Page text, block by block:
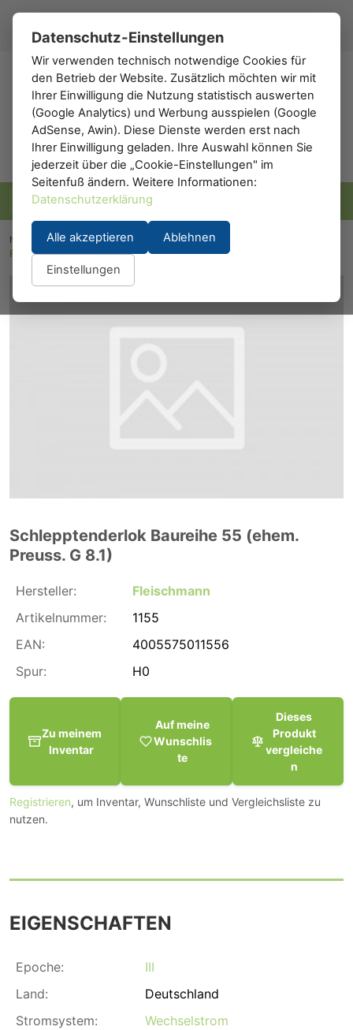
h0 .de
h0.eu Modelleisenbahn / Lokomotiven / Dampflokomotiven
Fleischmann 1155: Schlepptenderlok Baureihe 55 (ehem. Preuss. G 8.1)
Schlepptenderlok Baureihe 55 (ehem.
Preuss. G 8.1)
Hersteller:
Fleischmann
Artikelnummer:
1155
EAN:
4005575011556
Spur:
H0
Zu meinem
Inventar
Auf meine
Wunschlis
te
Dieses
Produkt
vergleiche
n
Registrieren, um Inventar, Wunschliste und Vergleichsliste zu
nutzen.
EIGENSCHAFTEN
Epoche:
III
Land:
Deutschland
Stromsystem:
Wechselstrom
Datenschutz-Einstellungen
Wir verwenden technisch notwendige Cookies für
den Betrieb der Website. Zusätzlich möchten wir mit
Ihrer Einwilligung die Nutzung statistisch auswerten
(Google Analytics) und Werbung ausspielen (Google
AdSense, Awin). Diese Dienste werden erst nach
Ihrer Einwilligung geladen. Ihre Auswahl können Sie
jederzeit über die „Cookie-Einstellungen" im
Seitenfuß ändern. Weitere Informationen:
Datenschutzerklärung
Alle akzeptieren Ablehnen
Einstellungen